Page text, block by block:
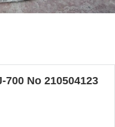
700 No 210504123